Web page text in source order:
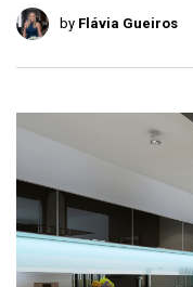
by Flávia Gueiros